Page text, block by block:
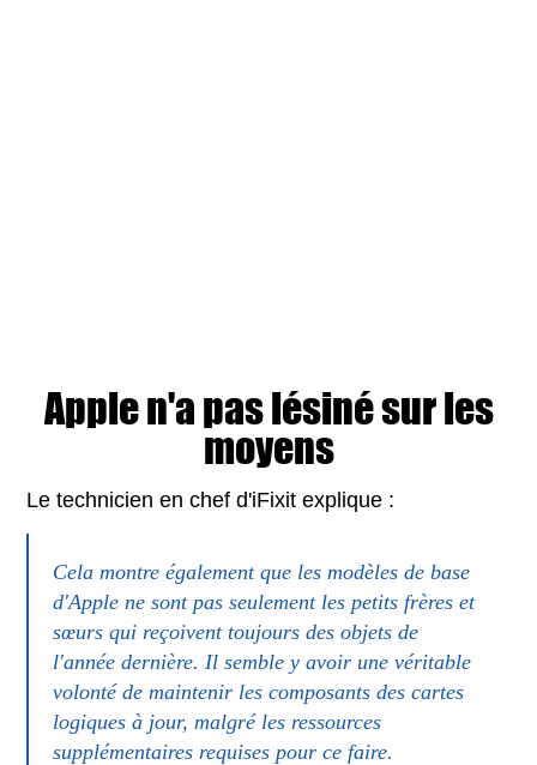
Apple n'a pas lésiné sur les
moyens
Le technicien en chef d'iFixit explique :
Cela montre également que les modèles de base
d'Apple ne sont pas seulement les petits frères et
sœurs qui reçoivent toujours des objets de
l'année dernière. Il semble y avoir une véritable
volonté de maintenir les composants des cartes
logiques à jour, malgré les ressources
supplémentaires requises pour ce faire.